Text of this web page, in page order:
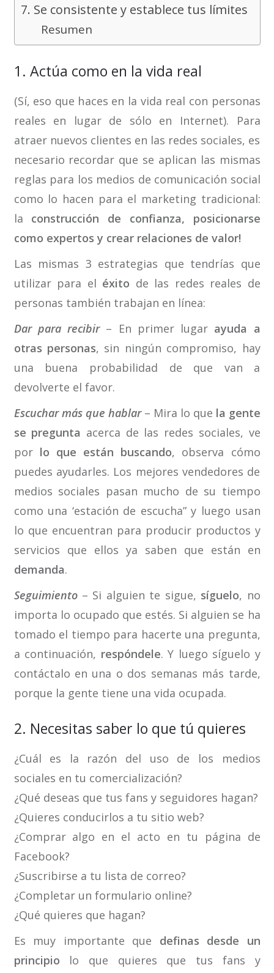
7. Se consistente y establece tus límites
Resumen
1. Actúa como en la vida real
(Sí, eso que haces en la vida real con personas
reales en lugar de sólo en Internet). Para
atraer nuevos clientes en las redes sociales, es
necesario recordar que se aplican las mismas
reglas para los medios de comunicación social
como lo hacen para el marketing tradicional:
la construcción de confianza, posicionarse
como expertos y crear relaciones de valor!
Las mismas 3 estrategias que tendrías que
utilizar para el éxito de las redes reales de
personas también trabajan en línea:
Dar para recibir– En primer lugar ayuda a
otras personas, sin ningún compromiso, hay
una buena probabilidad de que van a
devolverte el favor.
Escuchar más que hablar– Mira lo que la gente
se pregunta acerca de las redes sociales, ve
por lo que están buscando, observa cómo
puedes ayudarles. Los mejores vendedores de
medios sociales pasan mucho de su tiempo
como una ‘estación de escucha” y luego usan
lo que encuentran para producir productos y
servicios que ellos ya saben que están en
demanda.
Seguimiento – Si alguien te sigue, síguelo, no
importa lo ocupado que estés. Si alguien se ha
tomado el tiempo para hacerte una pregunta,
a continuación, respóndele. Y luego síguelo y
contáctalo en una o dos semanas más tarde,
porque la gente tiene una vida ocupada.
2. Necesitas saber lo que tú quieres
¿Cuál es la razón del uso de los medios
sociales en tu comercialización?
¿Qué deseas que tus fans y seguidores hagan?
¿Quieres conducirlos a tu sitio web?
¿Comprar algo en el acto en tu página de
Facebook?
¿Suscribirse a tu lista de correo?
¿Completar un formulario online?
¿Qué quieres que hagan?
Es muy importante que definas desde un
principio lo que quieres que tus fans y